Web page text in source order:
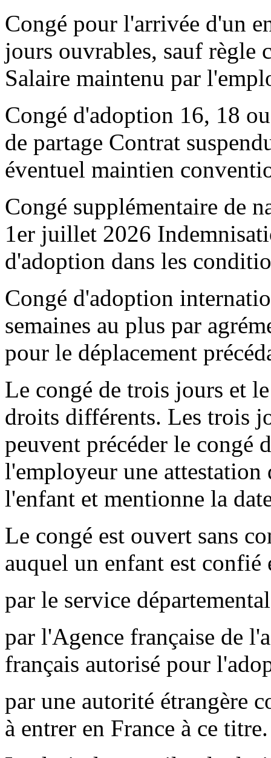
Congé pour l'arrivée d'un
jours ouvrables, sauf règle
Salaire maintenu par
Congé d'adoption 16, 18
de partage Contrat
éventuel maintien
Congé supplémentaire de
1er juillet 2026
d'adoption dans les
Congé d'adoption
semaines au plus par
pour le déplacement
Le congé de trois jours et
droits différents. Les trois
peuvent précéder le congé
l'employeur une
l'enfant et mentionne la
Le congé est ouvert sans
auquel un enfant est
par le service
par l'Agence française de
français autorisé pour
par une autorité étrangère
à entrer en France à ce titre.